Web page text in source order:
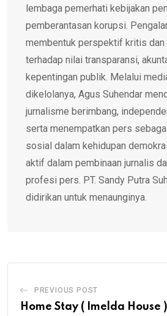
lembaga pemerhati kebijakan
pemberantasan korupsi.
membentuk perspektif kritis dan
terhadap nilai transparansi,
kepentingan publik. Melalui
dikelolanya, Agus Suhendar
jurnalisme berimbang,
serta menempatkan pers
sosial dalam kehidupan
aktif dalam pembinaan jurnalis
profesi pers. PT. Sandy Putra
didirikan untuk menaunginya.
PREVIOUS POST
Home Stay ( Imelda House